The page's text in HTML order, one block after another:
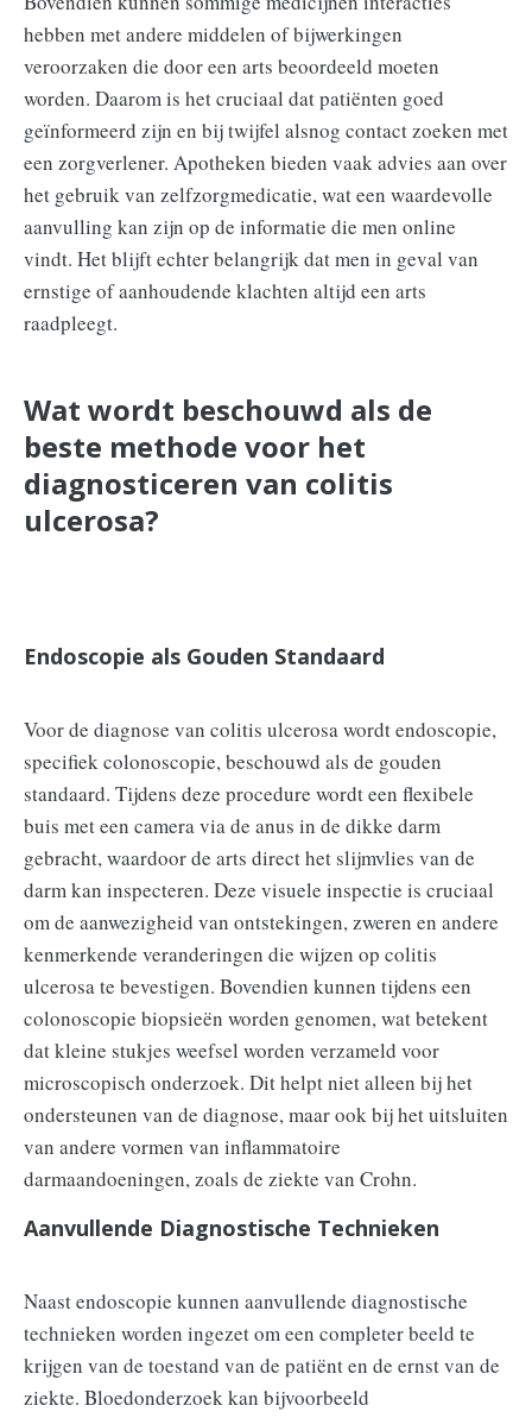
hebben met andere middelen of bijwerkingen
veroorzaken die door een arts beoordeeld moeten
worden. Daarom is het cruciaal dat patiënten goed
geïnformeerd zijn en bij twijfel alsnog contact zoeken met
een zorgverlener. Apotheken bieden vaak advies aan over
het gebruik van zelfzorgmedicatie, wat een waardevolle
aanvulling kan zijn op de informatie die men online
vindt. Het blijft echter belangrijk dat men in geval van
ernstige of aanhoudende klachten altijd een arts
raadpleegt.
Wat wordt beschouwd als de
beste methode voor het
diagnosticeren van colitis
ulcerosa?
Endoscopie als Gouden Standaard
Voor de diagnose van colitis ulcerosa wordt endoscopie,
specifiek colonoscopie, beschouwd als de gouden
standaard. Tijdens deze procedure wordt een flexibele
buis met een camera via de anus in de dikke darm
gebracht, waardoor de arts direct het slijmvlies van de
darm kan inspecteren. Deze visuele inspectie is cruciaal
om de aanwezigheid van ontstekingen, zweren en andere
kenmerkende veranderingen die wijzen op colitis
ulcerosa te bevestigen. Bovendien kunnen tijdens een
colonoscopie biopsieën worden genomen, wat betekent
dat kleine stukjes weefsel worden verzameld voor
microscopisch onderzoek. Dit helpt niet alleen bij het
ondersteunen van de diagnose, maar ook bij het uitsluiten
van andere vormen van inflammatoire
darmaandoeningen, zoals de ziekte van Crohn.
Aanvullende Diagnostische Technieken
Naast endoscopie kunnen aanvullende diagnostische
technieken worden ingezet om een completer beeld te
krijgen van de toestand van de patiënt en de ernst van de
ziekte. Bloedonderzoek kan bijvoorbeeld